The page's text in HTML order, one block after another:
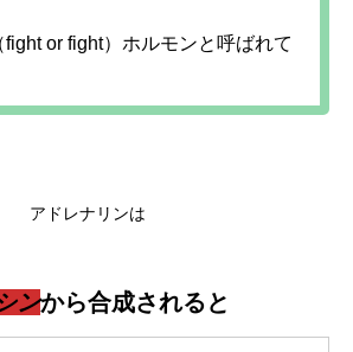
or fight）ホルモンと呼ばれて
アドレナリンは
ンから合成されると